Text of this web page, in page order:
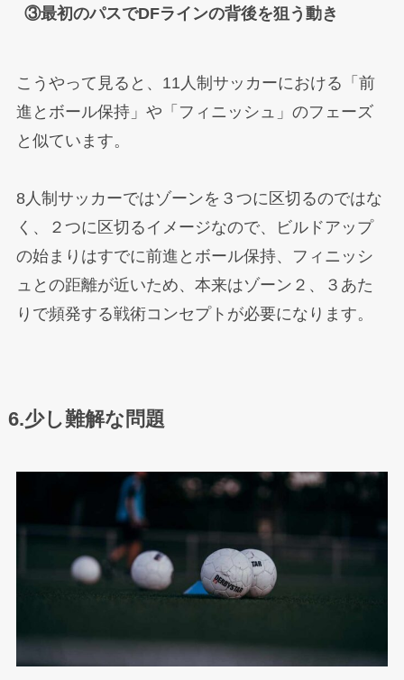
③最初のパスでDFラインの背後を狙う動き
こうやって見ると、11人制サッカーにおける「前
進とボール保持」や「フィニッシュ」のフェーズ
と似ています。
8人制サッカーではゾーンを３つに区切るのではな
く、２つに区切るイメージなので、ビルドアップ
の始まりはすでに前進とボール保持、フィニッシ
ュとの距離が近いため、本来はゾーン２、３あた
りで頻発する戦術コンセプトが必要になります。
6.少し難解な問題